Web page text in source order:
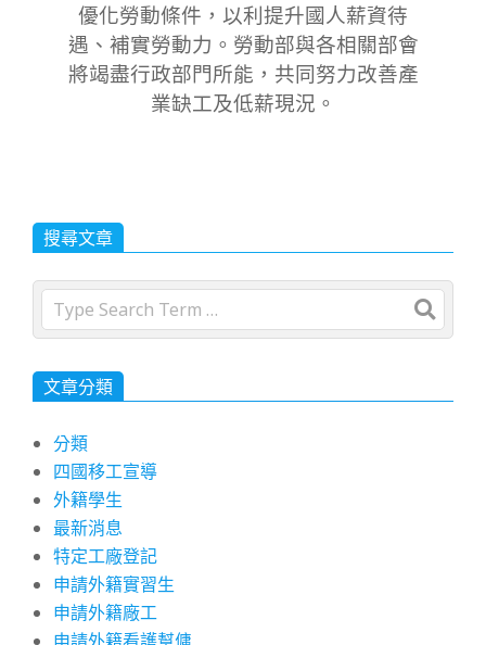
優化勞動條件，以利提升國人薪資待
遇、補實勞動力。勞動部與各相關部會
將竭盡行政部門所能，共同努力改善產
業缺工及低薪現況。
搜尋文章
Search
文章分類
分類
四國移工宣導
外籍學生
最新消息
特定工廠登記
申請外籍實習生
申請外籍廠工